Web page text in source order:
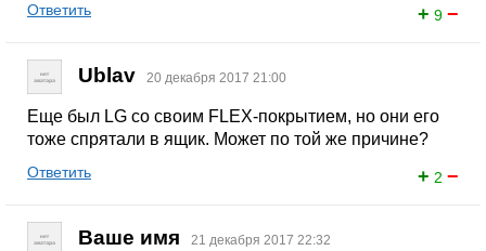
+ 9 −
Ответить
Ublav 20 декабря 2017 21:00
Еще был LG со своим FLEX-покрытием, но они его
тоже спрятали в ящик. Может по той же причине?
+ 2 −
Ответить
Ваше имя 21 декабря 2017 22:32